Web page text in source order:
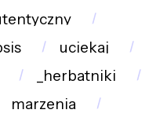
uciekaj
_herbatniki
marzenia